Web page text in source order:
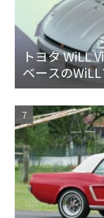
トヨタ WiLL
ベースの